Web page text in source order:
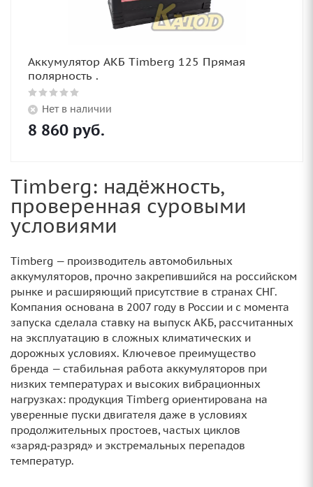
Аккумулятор АКБ Timberg 125 Прямая
полярность .
Нет в наличии
8 860 руб.
Timberg: надёжность,
проверенная суровыми
условиями
Timberg — производитель автомобильных
аккумуляторов, прочно закрепившийся на российском
рынке и расширяющий присутствие в странах СНГ.
Компания основана в 2007 году в России и с момента
запуска сделала ставку на выпуск АКБ, рассчитанных
на эксплуатацию в сложных климатических и
дорожных условиях. Ключевое преимущество
бренда — стабильная работа аккумуляторов при
низких температурах и высоких вибрационных
нагрузках: продукция Timberg ориентирована на
уверенные пуски двигателя даже в условиях
продолжительных простоев, частых циклов
«заряд‑разряд» и экстремальных перепадов
температур.